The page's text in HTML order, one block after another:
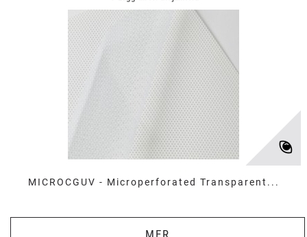
MICROCGUV - Microperforated Transparent...